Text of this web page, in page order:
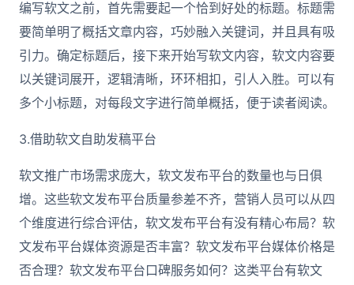
编写软文之前，首先需要起一个恰到好处的标题。标题需
要简单明了概括文章内容，巧妙融入关键词，并且具有吸
引力。确定标题后，接下来开始写软文内容，软文内容要
以关键词展开，逻辑清晰，环环相扣，引人入胜。可以有
多个小标题，对每段文字进行简单概括，便于读者阅读。
3.借助软文自助发稿平台
软文推广市场需求庞大，软文发布平台的数量也与日俱
增。这些软文发布平台质量参差不齐，营销人员可以从四
个维度进行综合评估，软文发布平台有没有精心布局？软
文发布平台媒体资源是否丰富？软文发布平台媒体价格是
否合理？软文发布平台口碑服务如何？这类平台有软文